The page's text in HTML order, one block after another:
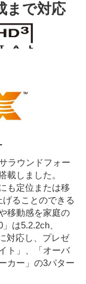
まで対応
ラウンドフォー
載しました。
も定位または移
ることのできる
移動感を家庭の
は5.2.2ch、
対応し、プレゼ
ト」、「オーバ
カー」の3パター